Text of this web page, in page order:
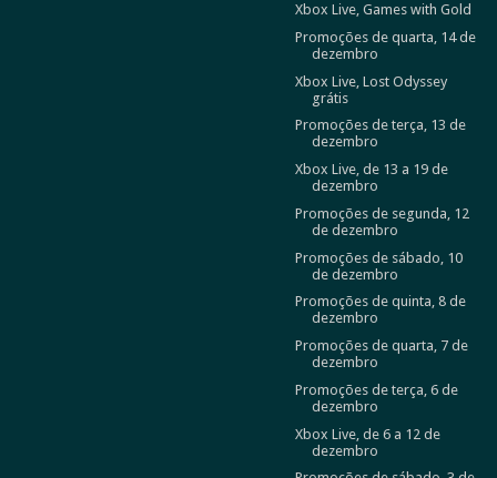
Xbox Live, Games with Gold
Promoções de quarta, 14 de
dezembro
Xbox Live, Lost Odyssey
grátis
Promoções de terça, 13 de
dezembro
Xbox Live, de 13 a 19 de
dezembro
Promoções de segunda, 12
de dezembro
Promoções de sábado, 10
de dezembro
Promoções de quinta, 8 de
dezembro
Promoções de quarta, 7 de
dezembro
Promoções de terça, 6 de
dezembro
Xbox Live, de 6 a 12 de
dezembro